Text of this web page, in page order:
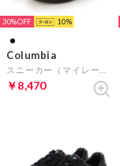
30% 10
Columbia
￥8,470